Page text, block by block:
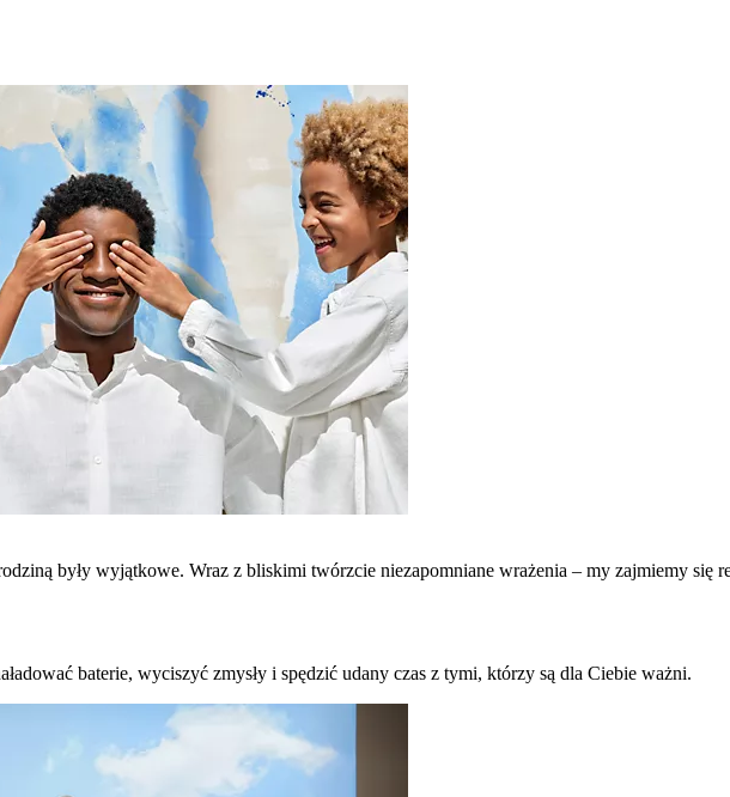
były wyjątkowe. Wraz z bliskimi twórzcie niezapomniane wrażenia – my zajmiemy się
baterie, wyciszyć zmysły i spędzić udany czas z tymi, którzy są dla Ciebie ważni.